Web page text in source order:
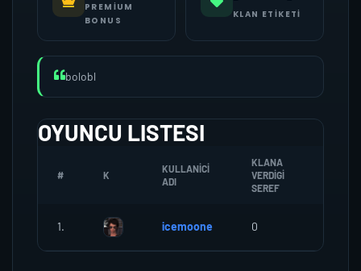
PREMIUM
BONUS
KLAN ETIKETI
bolobl
OYUNCU LISTESI
# K
KULLANICI
ADI
KLANA
VERDIGI
SEREF
1. icemoone 0